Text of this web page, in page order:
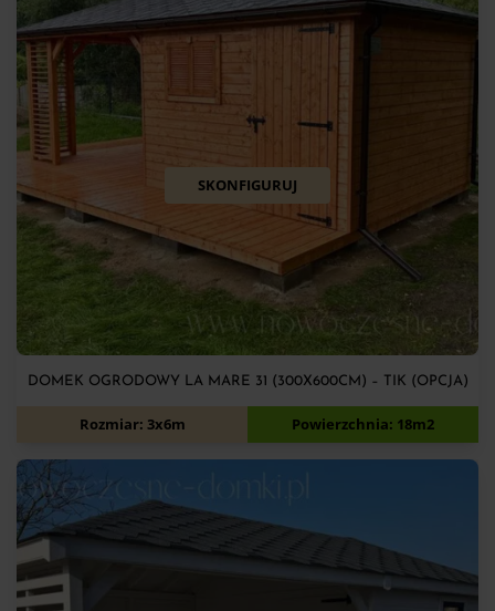
SKONFIGURUJ
DOMEK OGRODOWY LA MARE 31 (300X600CM) – TIK (OPCJA)
11 700zł
Rozmiar: 3x6m Powierzchnia: 18m2